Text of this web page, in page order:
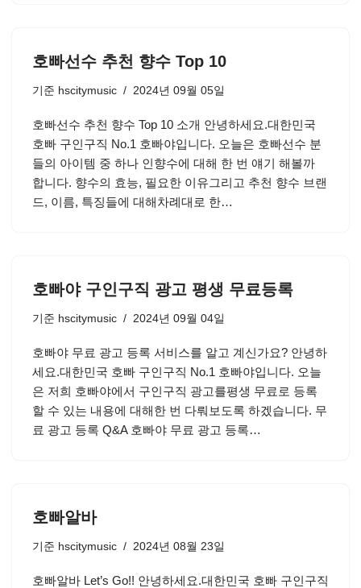
호빠선수 추천 향수 Top 10
기준 hscitymusic 2024년 09월 05일
호빠선수 추천 향수 Top 10 소개 안녕하세요.대한민국
호빠 구인구직 No.1 호빠야입니다. 오늘은 호빠선수 분
들의 아이템 중 하나 인향수에 대해 한 번 얘기 해볼까
합니다. 향수의 효능, 필요한 이유그리고 추천 향수 브랜
드, 이름, 특징들에 대해차례대로 한…
호빠야 구인구직 광고 평생 무료등록
기준 hscitymusic 2024년 09월 04일
호빠야 무료 광고 등록 서비스를 알고 계신가요? 안녕하
세요.대한민국 호빠 구인구직 No.1 호빠야입니다. 오늘
은 저희 호빠야에서 구인구직 광고를평생 무료로 등록
할 수 있는 내용에 대해한 번 다뤄보도록 하겠습니다. 무
료 광고 등록 Q&A 호빠야 무료 광고 등록…
호빠알바
기준 hscitymusic 2024년 08월 23일
호빠알바 Let’s Go!! 안녕하세요.대한민국 호빠 구인구직